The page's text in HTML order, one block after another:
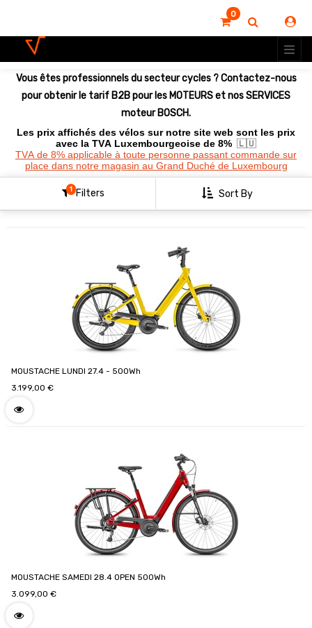
0
Vous êtes professionnels du secteur cycles ? Contactez-nous
pour obtenir le tarif B2B pour les MOTEURS et nos SERVICES
moteur BOSCH.
Les prix affichés des vélos sur notre site web sont les prix
avec la TVA Luxembourgeoise de 8% 🇱🇺
TVA de 8% applicable à toute personne passant commande sur
place dans notre magasin au Grand Duché de Luxembourg
1 Filters Sort By
options
Clear
All
MOUSTACHE LUNDI 27.4 - 500Wh
3.199,00 €
MOUSTACHE SAMEDI 28.4 OPEN 500Wh
3.099,00 €